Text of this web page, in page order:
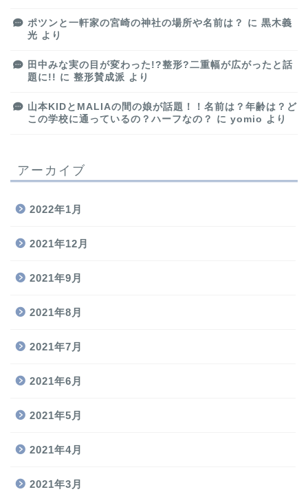
ポツンと一軒家の宮崎の神社の場所や名前は？ に 黒木義
光 より
田中みな実の目が変わった!?整形?二重幅が広がったと話
題に!! に 整形賛成派 より
山本KIDとMALIAの間の娘が話題！！名前は？年齢は？ど
この学校に通っているの？ハーフなの？
に yomio より
アーカイブ
2022年1月
2021年12月
2021年9月
2021年8月
2021年7月
2021年6月
2021年5月
2021年4月
2021年3月